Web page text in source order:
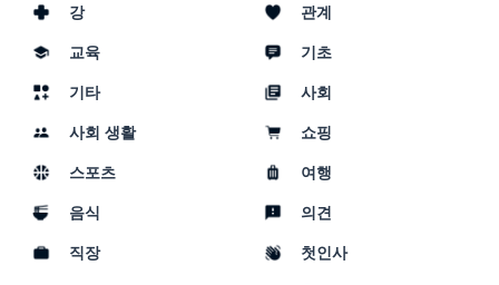
강
관계
교육
기초
기타
사회
사회 생활
쇼핑
스포츠
여행
음식
의견
직장
첫인사